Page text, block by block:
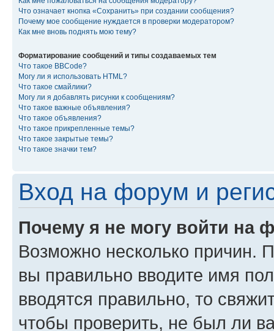
Что означает кнопка «Сохранить» при создании сообщения?
Почему мое сообщение нуждается в проверки модератором?
Как мне вновь поднять мою тему?
Форматирование сообщений и типы создаваемых тем
Что такое BBCode?
Могу ли я использовать HTML?
Что такое смайлики?
Могу ли я добавлять рисунки к сообщениям?
Что такое важные объявления?
Что такое объявления?
Что такое прикрепленные темы?
Что такое закрытые темы?
Что такое значки тем?
Вход на форум и
Почему я не могу войти на
Возможно несколько причин.
вы правильно вводите имя
вводятся правильно, то
чтобы проверить, не был ли